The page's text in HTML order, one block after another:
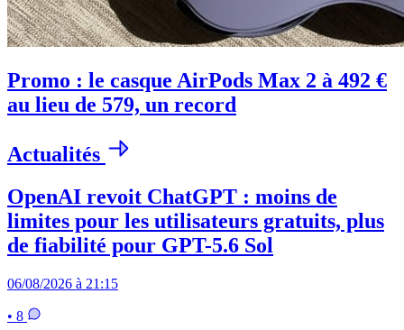
Promo : le casque AirPods Max 2 à 492 €
au lieu de 579, un record
Actualités
OpenAI revoit ChatGPT : moins de
limites pour les utilisateurs gratuits, plus
de fiabilité pour GPT-5.6 Sol
06/08/2026 à 21:15
• 8